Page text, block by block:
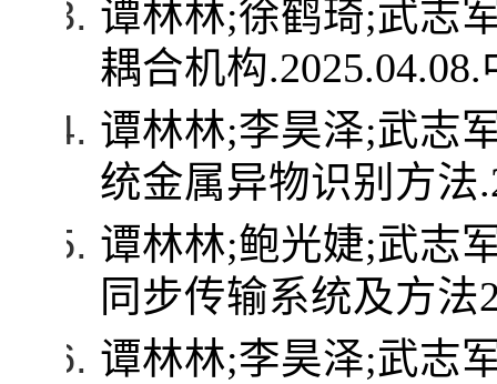
谭林林;徐鹤琦;武志
耦合机构.2025.04.08.
谭林林;李昊泽;武志
统金属异物识别方法
谭林林;鲍光婕;武志
同步传输系统及方法
谭林林;李昊泽;武志